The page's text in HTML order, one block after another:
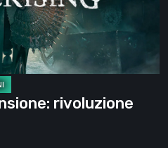
rivoluzione